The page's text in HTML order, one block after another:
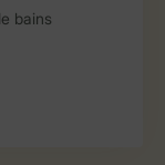
bains